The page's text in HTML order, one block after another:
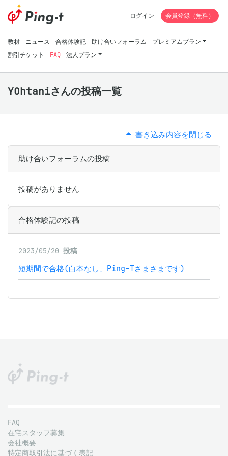
教材 ニュース 合格体験記 助け合いフォーラム
プレミアムプラン
割引チケット
FAQ 法人プラン
ログイン 会員登録（無料）
YOhtaniさんの投稿一覧
書き込み内容を閉じる
助け合いフォーラムの投稿
投稿がありません
合格体験記の投稿
2023/05/20 投稿
短期間で合格(白本なし、Ping-Tさまさまです)
FAQ
在宅スタッフ募集
会社概要
特定商取引法に基づく表記